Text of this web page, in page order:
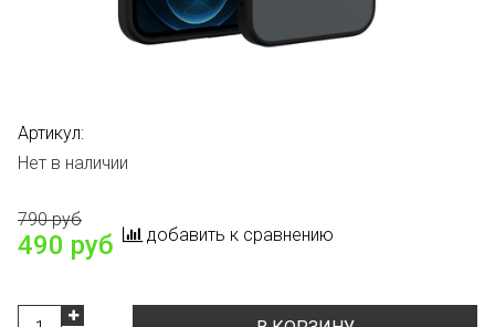
Артикул:
Нет в наличии
790 руб
490 руб добавить к сравнению